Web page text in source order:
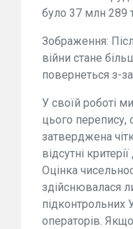
було 37 млн 289
Зображення:
війни стане
повернеться з-
У своїй роботі
цього перепису,
затверджена
відсутні
Оцінка
здійснювалася
підконтрольних
операторів.